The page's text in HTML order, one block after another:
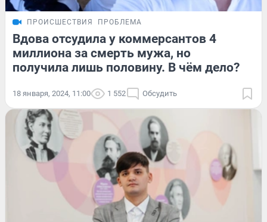
ПРОИСШЕСТВИЯ ПРОБЛЕМА
Вдова отсудила у коммерсантов 4
миллиона за смерть мужа, но
получила лишь половину. В чём дело?
18 января, 2024, 11:00 1 552 Обсудить